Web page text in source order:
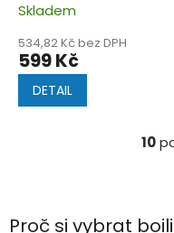
obsahem rybích
mouček.
Skladem
534,82 Kč bez DPH
599 Kč
DETAIL
10
Proč si vybrat